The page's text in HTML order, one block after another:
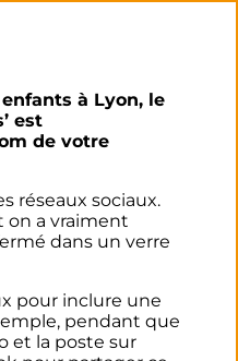
à Lyon, le
est
de votre
réseaux sociaux.
on a vraiment
dans un verre
pour inclure une
pendant que
et la poste sur